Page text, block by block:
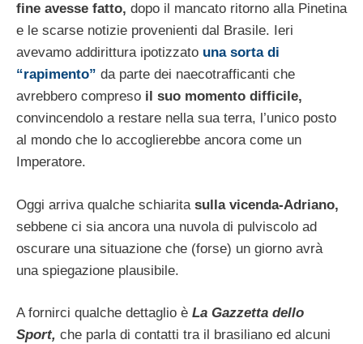
fine avesse fatto, dopo il mancato ritorno alla Pinetina
e le scarse notizie provenienti dal Brasile. Ieri
avevamo addirittura ipotizzato una sorta di
“rapimento” da parte dei naecotrafficanti che
avrebbero compreso il suo momento difficile,
convincendolo a restare nella sua terra, l’unico posto
al mondo che lo accoglierebbe ancora come un
Imperatore.
Oggi arriva qualche schiarita sulla vicenda-Adriano,
sebbene ci sia ancora una nuvola di pulviscolo ad
oscurare una situazione che (forse) un giorno avrà
una spiegazione plausibile.
A fornirci qualche dettaglio è La Gazzetta dello
Sport, che parla di contatti tra il brasiliano ed alcuni